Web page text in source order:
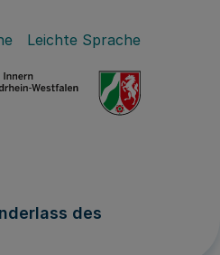
Leichte Sprache
des